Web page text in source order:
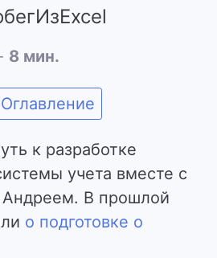
8 мин.
Оглавление
к разработке
учета вместе с
В прошлой
о подготовке о